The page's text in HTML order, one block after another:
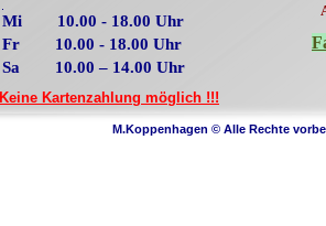
M.Koppenhagen © Alle Rechte
Mi 10.00 - 18.00 Uhr
Fr 10.00 - 18.00 Uhr
Sa 10.00 – 14.00 Uhr
Keine Kartenzahlung möglich !!!